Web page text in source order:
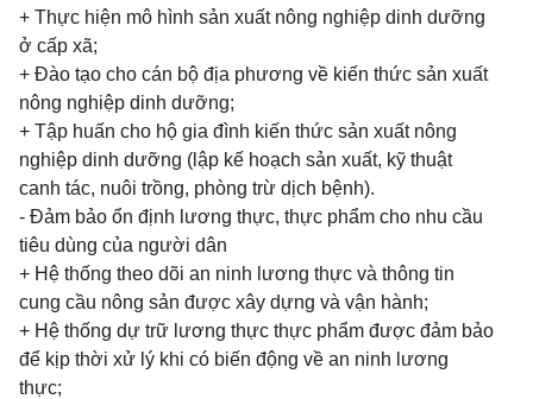
+ Thực hiện mô hình sản xuất nông nghiệp dinh dưỡng
ở cấp xã;
+ Đào tạo cho cán bộ địa phương về kiến thức sản xuất
nông nghiệp dinh dưỡng;
+ Tập huấn cho hộ gia đình kiến thức sản xuất nông
nghiệp dinh dưỡng (lập kế hoạch sản xuất, kỹ thuật
canh tác, nuôi trồng, phòng trừ dịch bệnh).
- Đảm bảo ổn định lương thực, thực phẩm cho nhu cầu
tiêu dùng của người dân
+ Hệ thống theo dõi an ninh lương thực và thông tin
cung cầu nông sản được xây dựng và vận hành;
+ Hệ thống dự trữ lương thực thực phẩm được đảm bảo
để kịp thời xử lý khi có biến động về an ninh lương
thực;